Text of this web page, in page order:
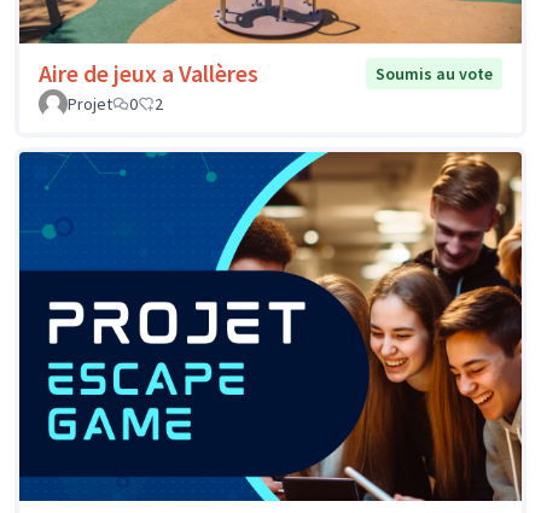
Aire de jeux a Vallères
Soumis au vote
Projet
0 2